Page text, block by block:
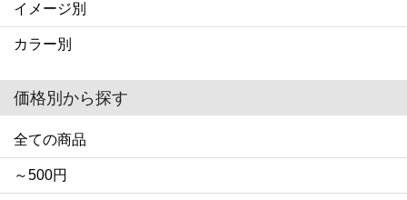
イメージ別
カラー別
価格別から探す
全ての商品
～500円